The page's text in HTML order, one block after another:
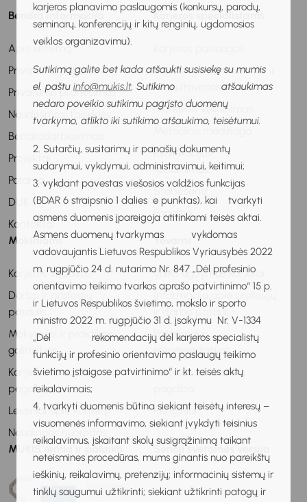
karjeros planavimo paslaugomis (konkursų, parodų,
seminarų, konferencijų ir kitų renginių, ugdomosios
veiklos organizavimu).
Sutikimą galite bet kada atšaukti susisiekę su mumis
el. paštu info@mukis.lt. Sutikimo atšaukimas
nedaro poveikio sutikimu pagrįsto duomenų
tvarkymo, atlikto iki sutikimo atšaukimo, teisėtumui.
2. Sutarčių, susitarimų ir panašių dokumentų
sudarymui, vykdymui, administravimui, keitimui;
3. vykdant pavestas viešosios valdžios funkcijas
(BDAR 6 straipsnio 1 dalies e punktas), kai tvarkyti
asmens duomenis įpareigoja atitinkami teisės aktai.
Asmens duomenų tvarkymas vykdomas
vadovaujantis Lietuvos Respublikos Vyriausybės 2022
m. rugpjūčio 24 d. nutarimo Nr. 847 „Dėl profesinio
orientavimo teikimo tvarkos aprašo patvirtinimo“ 15 p.
ir Lietuvos Respublikos švietimo, mokslo ir sporto
ministro 2022 m. rugpjūčio 31 d. įsakymu Nr. V-1334
„Dėl rekomendacijų dėl karjeros specialistų
funkcijų ir profesinio orientavimo paslaugų teikimo
švietimo įstaigose patvirtinimo“ ir kt. teisės aktų
reikalavimais;
4. tvarkyti duomenis būtina siekiant teisėtų interesų –
visuomenės informavimo, siekiant įvykdyti teisinius
reikalavimus, įskaitant skolų susigrąžinimą taikant
neteismines procedūras, mums ginantis nuo pareikštų
ieškinių, reikalavimų, pretenzijų; informacinių sistemų ir
tinklų saugumui užtikrinti; siekiant užtikrinti patogų ir
Bendra informacija
Apie sistemą
Privatumo politika
Privatumo pranešimas
Naudojimosi taisyklės
Bendradarbiavimas
Projektai
Parama
DUK
Kontaktai
Karjeros specialistams
Profesinis informavimas ir
konsultavimas
Profesinis veiklinimas
Kvalifikacijos
tobulinimas
Stebėsena
Pagalba
Mokiniams
Karjeros vadovas
Darbo ir profesijų
pasaulis
Mokymosi ir praktikos
galimybės
Karjeros specialisto
pagalba
Leidiniai apie karjerą
Naudingos nuorodos
Tėvams
Vaiko ugdymas karjerai
Informacija apie profesijų
ir darbo pasaulį
Patarimai ir
rekomendacijos
Karjeros specialisto
Renginiai
MUKIS remia ir palaiko Senoji svetainės versija